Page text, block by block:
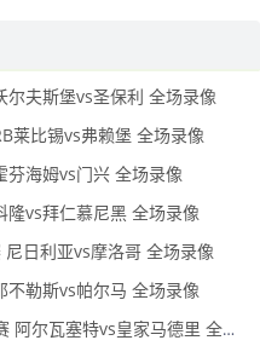
夫斯堡vs圣保利 全场录像
莱比锡vs弗赖堡 全场录像
海姆vs门兴 全场录像
vs拜仁慕尼黑 全场录像
日利亚vs摩洛哥 全场录像
勒斯vs帕尔马 全场录像
2026年01月15日 国王杯1/8决赛 阿尔瓦塞特vs皇家马德里 全场录像